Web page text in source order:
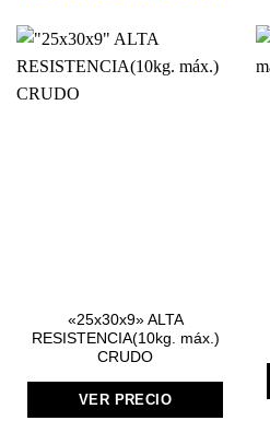
«25x30x9» ALTA
RESISTENCIA(10kg. máx.)
CRUDO
VER PRECIO